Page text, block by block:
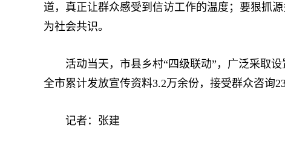
道，真正让群众感受到信访工作的温度；要狠抓
为社会共识。
活动当天，市县乡村“四级联动”，广泛采取设
全市累计发放宣传资料3.2万余份，接受群众咨询
记者：张建